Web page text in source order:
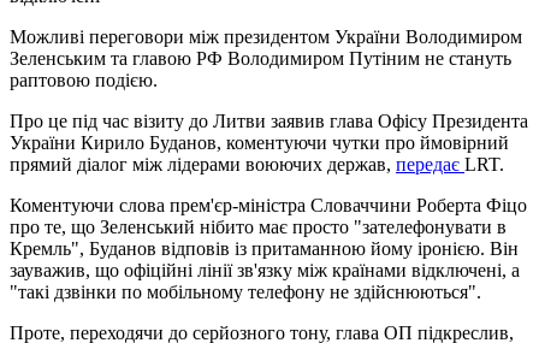
Можливі переговори між президентом України Володимиром
Зеленським та главою РФ Володимиром Путіним не стануть
раптовою подією.
Про це під час візиту до Литви заявив глава Офісу Президента
України Кирило Буданов, коментуючи чутки про ймовірний
прямий діалог між лідерами воюючих держав, передає LRT.
Коментуючи слова прем'єр-міністра Словаччини Роберта Фіцо
про те, що Зеленський нібито має просто "зателефонувати в
Кремль", Буданов відповів із притаманною йому іронією. Він
зауважив, що офіційні лінії зв'язку між країнами відключені, а
"такі дзвінки по мобільному телефону не здійснюються".
Проте, переходячи до серйозного тону, глава ОП підкреслив,